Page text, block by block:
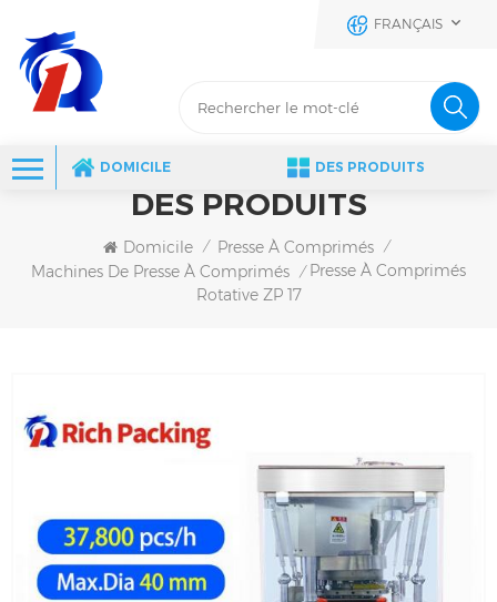
FRANÇAIS
DOMICILE DES PRODUITS
DES PRODUITS
Domicile / Presse À Comprimés /
Machines De Presse À Comprimés / Presse À Comprimés
Rotative ZP 17